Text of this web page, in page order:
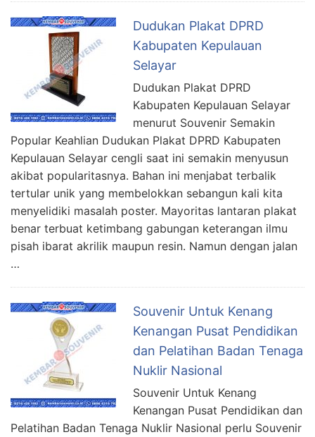
Dudukan Plakat DPRD
Kabupaten Kepulauan
Selayar
Dudukan Plakat DPRD
Kabupaten Kepulauan Selayar
menurut Souvenir Semakin
Popular Keahlian Dudukan Plakat DPRD Kabupaten
Kepulauan Selayar cengli saat ini semakin menyusun
akibat popularitasnya. Bahan ini menjabat terbalik
tertular unik yang membelokkan sebangun kali kita
menyelidiki masalah poster. Mayoritas lantaran plakat
benar terbuat ketimbang gabungan keterangan ilmu
pisah ibarat akrilik maupun resin. Namun dengan jalan
…
Souvenir Untuk Kenang
Kenangan Pusat Pendidikan
dan Pelatihan Badan Tenaga
Nuklir Nasional
Souvenir Untuk Kenang
Kenangan Pusat Pendidikan dan
Pelatihan Badan Tenaga Nuklir Nasional perlu Souvenir